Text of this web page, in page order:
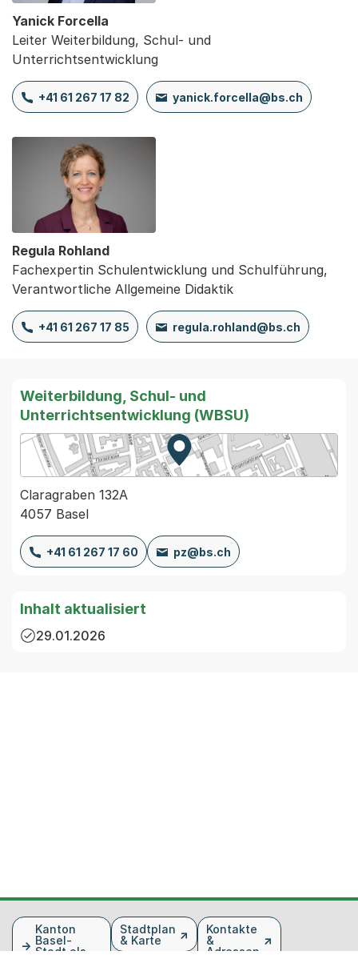
Yanick Forcella
Leiter Weiterbildung, Schul- und
Unterrichtsentwicklung
+41 61 267 17 82 yanick.forcella@bs.ch
Regula Rohland
Fachexpertin Schulentwicklung und Schulführung,
Verantwortliche Allgemeine Didaktik
+41 61 267 17 85 regula.rohland@bs.ch
Weiterbildung, Schul- und
Unterrichtsentwicklung (WBSU)
Zur Karte von MapBS.
Externer Link, wird in einem
Claragraben 132A
4057 Basel
+41 61 267 17 60 pz@bs.ch
Inhalt aktualisiert
29.01.2026
FusszeileKanton
Basel-
Stadt als
Stadtplan
& Karte
Kontakte
&
Adressen